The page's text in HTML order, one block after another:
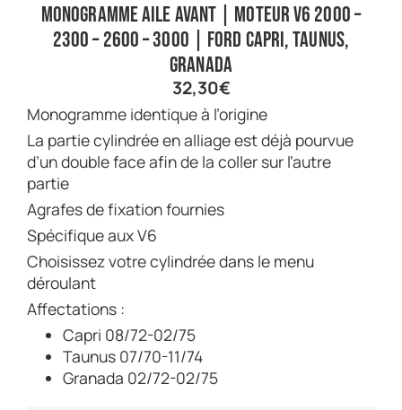
Monogramme aile avant | Moteur V6 2000 –
2300 – 2600 – 3000 | Ford Capri, Taunus,
Granada
32,30€
Monogramme identique à l’origine
La partie cylindrée en alliage est déjà pourvue
d’un double face afin de la coller sur l’autre
partie
Agrafes de fixation fournies
Spécifique aux V6
Choisissez votre cylindrée dans le menu
déroulant
Affectations :
Capri 08/72-02/75
Taunus 07/70-11/74
Granada 02/72-02/75